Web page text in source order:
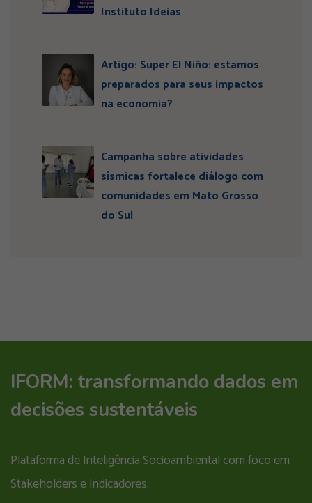
Instituto Ideias
Artigo: Super El Niño: estamos
preparados para seus impactos
na economia?
Campanha sobre atividades
sísmicas fortalece diálogo com
comunidades em Mato Grosso
do Sul
IFORM: transformando dados em
decisões sustentáveis
Plataforma de Inteligência Socioambiental com foco em
Stakeholders e Indicadores.